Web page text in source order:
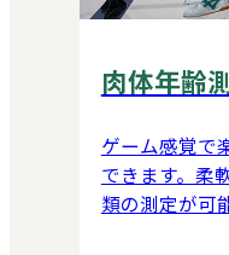
肉体年齢
ゲーム感覚で
できます。柔
類の測定が可